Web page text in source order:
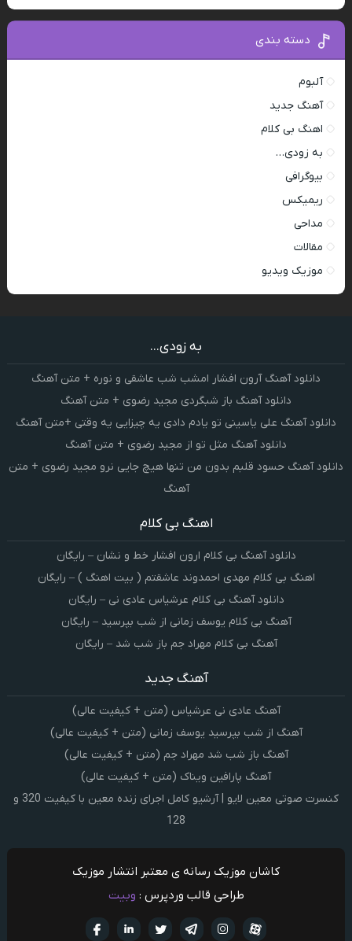
دسته بندی
آلبوم
آهنگ جدید
اهنگ بی کلام
به زودی…
بیوگرافی
ریمیکس
مداحی
مقالات
موزیک ویدیو
به زودی...
دانلود آهنگ آرون افشار امشب شب عاشقی و نوره + متن آهنگ
دانلود آهنگ باز شبگردی مجید رضوی + متن آهنگ
دانلود آهنگ علی یاسینی تو یادم دادی یه چیزایی یه وقتی +متن آهنگ
دانلود آهنگ مثل تو از مجید رضوی + متن آهنگ
دانلود آهنگ حسود قلبم بدون من تنها هیچ جایی نرو مجید رضوی + متن
آهنگ
اهنگ بی کلام
دانلود آهنگ بی کلام ارون افشار خط و نشان – رایگان
اهنگ بی کلام مهدی احمدوند عاشقتم ( بیت اهنگ ) – رایگان
دانلود آهنگ بی کلام عرشیاس عادی نی – رایگان
آهنگ بی کلام یوسف زمانی از شب بپرسید – رایگان
آهنگ بی کلام مهراد جم باز شب شد – رایگان
آهنگ جدید
آهنگ عادی نی عرشیاس (متن + کیفیت عالی)
آهنگ از شب بپرسید یوسف زمانی (متن + کیفیت عالی)
آهنگ باز شب شد مهراد جم (متن + کیفیت عالی)
آهنگ پارافین ویناک (متن + کیفیت عالی)
کنسرت صوتی معین لایو | آرشیو کامل اجرای زنده معین با کیفیت 320 و
128
کاشان موزیک رسانه ی معتبر انتشار موزیک
طراحی قالب وردپرس : وبیت
تويتر تلگرام
اینستاگرام آپارات